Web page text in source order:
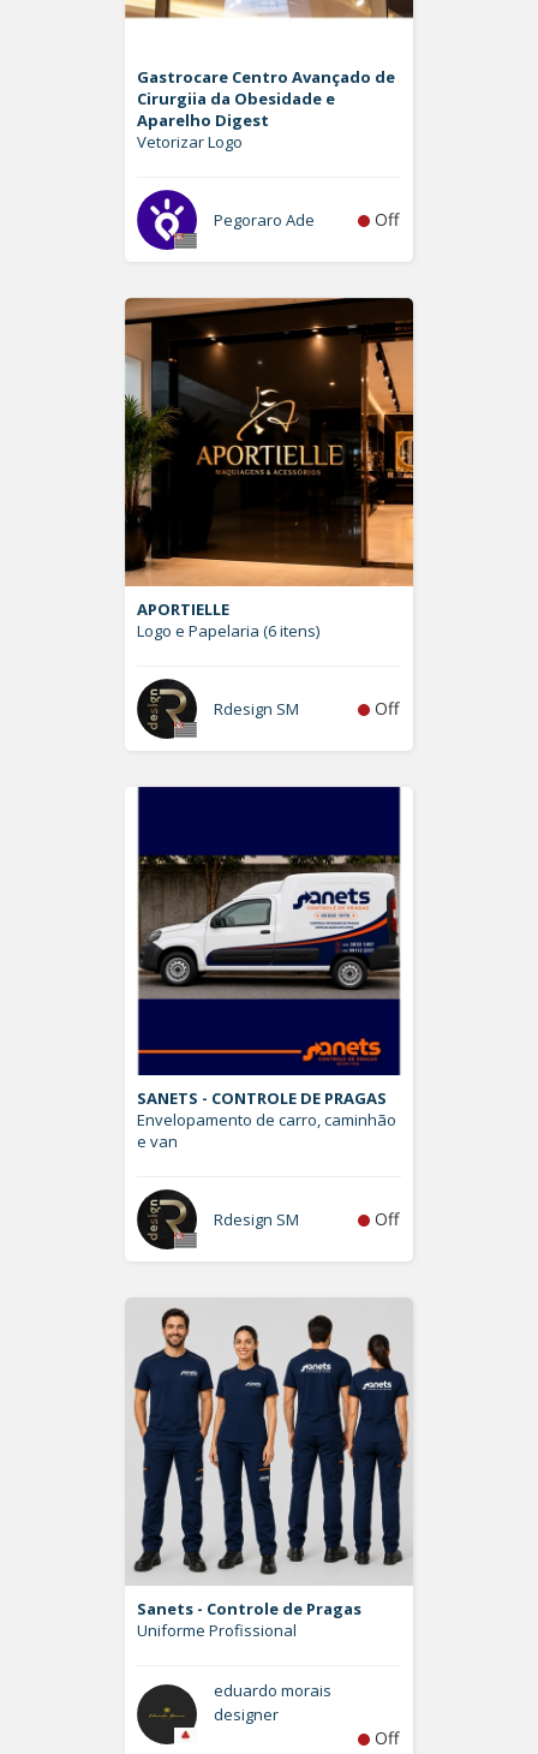
Gastrocare Centro Avançado de
Cirurgiia da Obesidade e
Aparelho Digest
Vetorizar Logo
Pegoraro Ade Off
APORTIELLE
Logo e Papelaria (6 itens)
Rdesign SM Off
SANETS - CONTROLE DE PRAGAS
Envelopamento de carro, caminhão
e van
Rdesign SM Off
Sanets - Controle de Pragas
Uniforme Profissional
eduardo morais
designer
Off